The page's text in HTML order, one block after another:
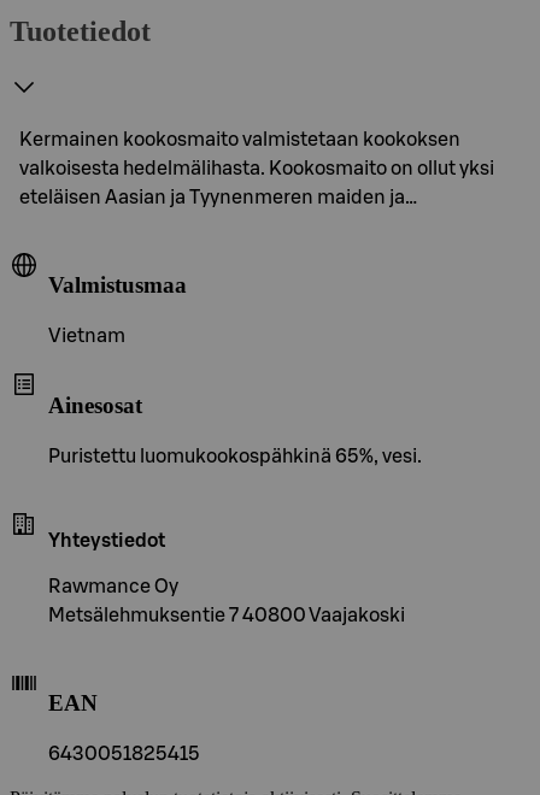
Tuotetiedot
Kermainen kookosmaito valmistetaan kookoksen
valkoisesta hedelmälihasta. Kookosmaito on ollut yksi
eteläisen Aasian ja Tyynenmeren maiden ja…
Valmistusmaa
Vietnam
Ainesosat
Puristettu luomukookospähkinä 65%, vesi.
Yhteystiedot
Rawmance Oy
Metsälehmuksentie 7 40800 Vaajakoski
EAN
6430051825415